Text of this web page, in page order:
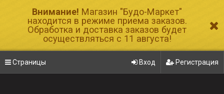
Внимание! Магазин "Будо-Маркет"
находится в режиме приема заказов.
Обработка и доставка заказов будет
осуществляться с 11 августа!
Страницы Вход Регистрация